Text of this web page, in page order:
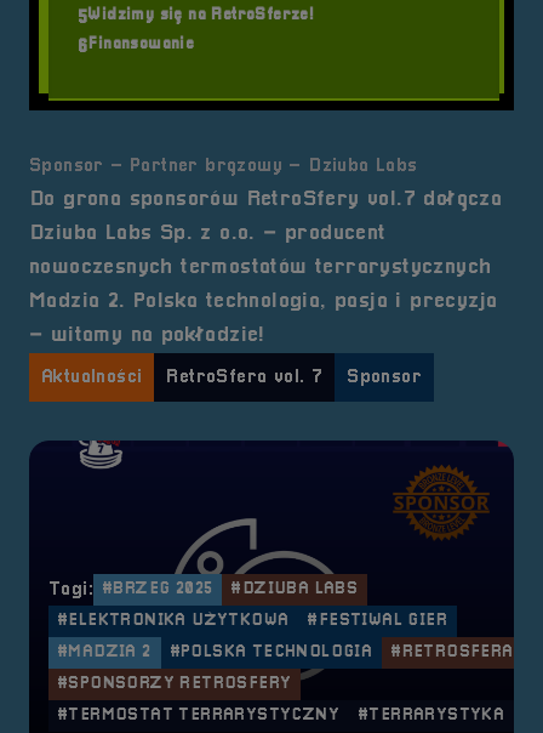
Sponsor – Partner brązowy – Dziuba Labs
Do grona sponsorów RetroSfery vol.7 dołącza
Dziuba Labs Sp. z o.o. – producent
nowoczesnych termostatów terrarystycznych
Madzia 2. Polska technologia, pasja i precyzja
– witamy na pokładzie!
Aktualności RetroSfera vol. 7 Sponsor
Tagi: #BRZEG 2025
#DZIUBA LABS
#ELEKTRONIKA UŻYTKOWA
#FESTIWAL GIER
#MADZIA 2
#POLSKA TECHNOLOGIA
#RETROSFERA
#SPONSORZY RETROSFERY
#TERMOSTAT TERRARYSTYCZNY
#TERRARYSTYKA
5Widzimy się na RetroSferze!
6Finansowanie